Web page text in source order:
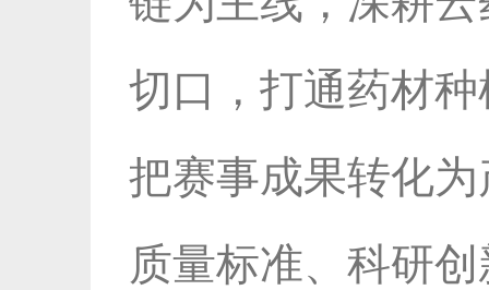
切口，打通药材
把赛事成果转化
质量标准、科研